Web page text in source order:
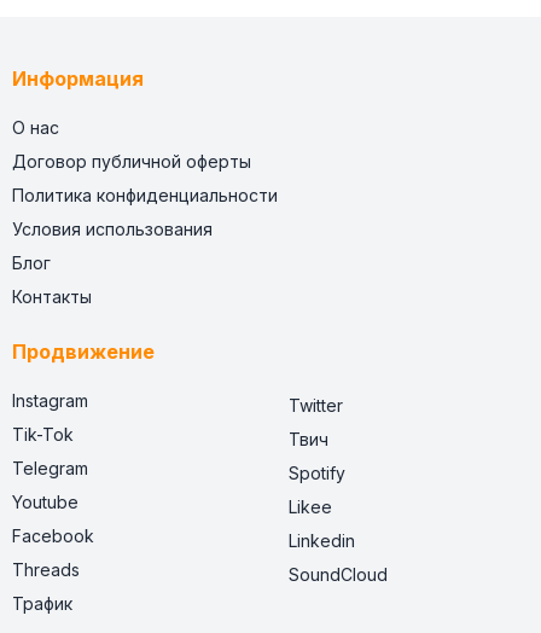
Информация
О нас
Договор публичной оферты
Политика конфиденциальности
Условия использования
Блог
Контакты
Продвижение
Instagram
Tik-Tok
Telegram
Youtube
Facebook
Threads
Трафик
Twitter
Твич
Spotify
Likee
Linkedin
SoundCloud